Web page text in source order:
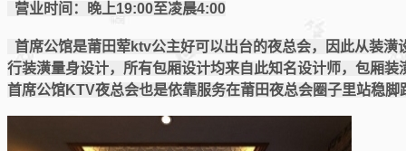
营业时间：晚上19:00至凌晨4:00
首席公馆是莆田荤ktv公主好可以出台的夜总会，因此从装
行装潢量身设计，所有包厢设计均来自此知名设计师，包厢
首席公馆KTV夜总会也是依靠服务在莆田夜总会圈子里站稳